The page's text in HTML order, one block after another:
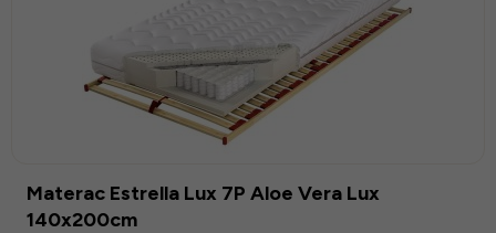
Materac Estrella Lux 7P Aloe Vera Lux
140x200cm